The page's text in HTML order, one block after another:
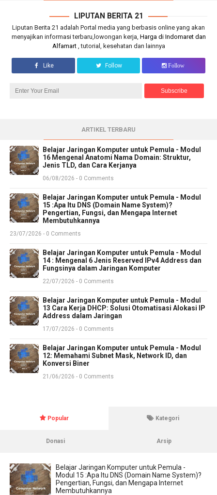
LIPUTAN BERITA 21
Liputan Berita 21 adalah Portal media yang berbasis online yang akan
menyajikan informasi terbaru,lowongan kerja, Harga di Indomaret dan
Alfamart , tutorial, kesehatan dan lainnya
Like Follow Follow
ARTIKEL TERBARU
Belajar Jaringan Komputer untuk Pemula - Modul
16 Mengenal Anatomi Nama Domain: Struktur,
Jenis TLD, dan Cara Kerjanya
06/08/2026 - 0 Comments
Belajar Jaringan Komputer untuk Pemula - Modul
15 :Apa Itu DNS (Domain Name System)?
Pengertian, Fungsi, dan Mengapa Internet
Membutuhkannya
23/07/2026 - 0 Comments
Belajar Jaringan Komputer untuk Pemula - Modul
14 : Mengenal 6 Jenis Reserved IPv4 Address dan
Fungsinya dalam Jaringan Komputer
22/07/2026 - 0 Comments
Belajar Jaringan Komputer untuk Pemula - Modul
13 Cara Kerja DHCP: Solusi Otomatisasi Alokasi IP
Address dalam Jaringan
17/07/2026 - 0 Comments
Belajar Jaringan Komputer untuk Pemula - Modul
12: Memahami Subnet Mask, Network ID, dan
Konversi Biner
21/06/2026 - 0 Comments
Popular Kategori
Donasi Arsip
Belajar Jaringan Komputer untuk Pemula -
Modul 15 :Apa Itu DNS (Domain Name System)?
Pengertian, Fungsi, dan Mengapa Internet
Membutuhkannya